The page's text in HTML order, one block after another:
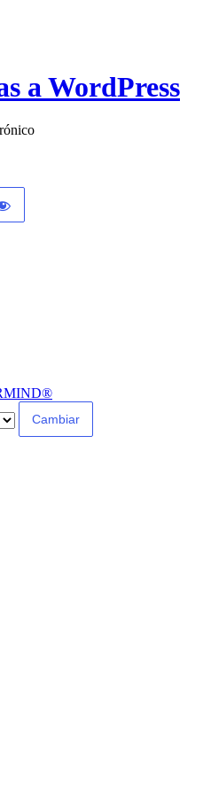
a WordPress